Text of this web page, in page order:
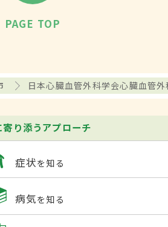
PAGE TOP
日本心臓血管外科学会心臓血管
寄り添うアプローチ
症状を知る
病気を知る